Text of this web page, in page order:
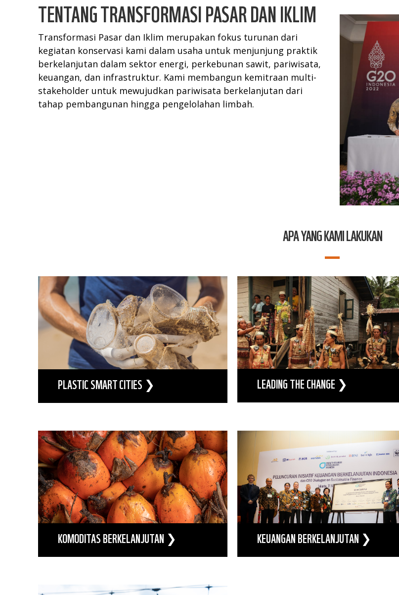
TENTANG TRANSFORMASI PASAR DAN IKLIM
Transformasi Pasar dan Iklim merupakan fokus turunan dari
kegiatan konservasi kami dalam usaha untuk menjunjung praktik
berkelanjutan dalam sektor energi, perkebunan sawit, pariwisata,
keuangan, dan infrastruktur. Kami membangun kemitraan multi-
stakeholder untuk mewujudkan pariwisata berkelanjutan dari
tahap pembangunan hingga pengelolahan limbah.
APA YANG KAMI LAKUKAN
PLASTIC SMART CITIES ❯ LEADING THE CHANGE ❯
KOMODITAS BERKELANJUTAN ❯ KEUANGAN BERKELANJUTAN ❯